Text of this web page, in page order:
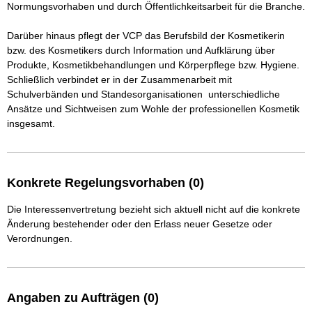
Normungsvorhaben und durch Öffentlichkeitsarbeit für die Branche.
Darüber hinaus pflegt der VCP das Berufsbild der Kosmetikerin
bzw. des Kosmetikers durch Information und Aufklärung über
Produkte, Kosmetikbehandlungen und Körperpflege bzw. Hygiene.
Schließlich verbindet er in der Zusammenarbeit mit
Schulverbänden und Standesorganisationen  unterschiedliche
Ansätze und Sichtweisen zum Wohle der professionellen Kosmetik
insgesamt.
Konkrete Regelungsvorhaben (0)
Die Interessenvertretung bezieht sich aktuell nicht auf die konkrete
Änderung bestehender oder den Erlass neuer Gesetze oder
Verordnungen.
Angaben zu Aufträgen (0)